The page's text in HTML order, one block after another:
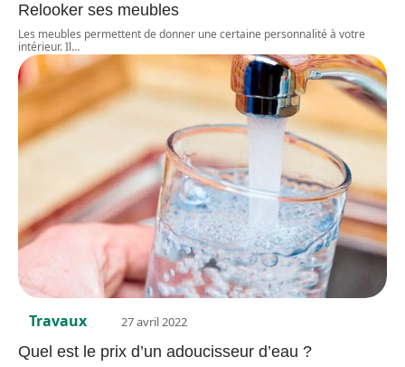
Relooker ses meubles
Les meubles permettent de donner une certaine personnalité à votre
intérieur. Il…
Travaux 27 avril 2022
Quel est le prix d’un adoucisseur d’eau ?